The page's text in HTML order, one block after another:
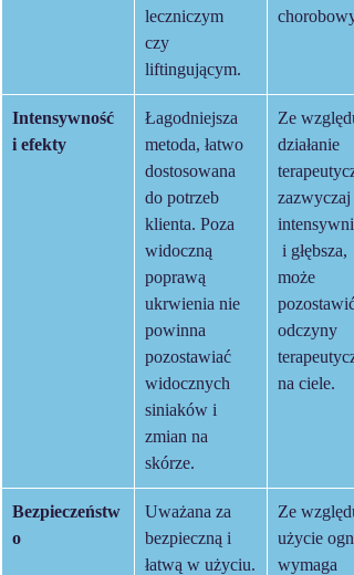
leczniczym
czy
liftingującym.
Intensywność
i efekty
Łagodniejsza
metoda, łatwo
dostosowana
do potrzeb
klienta. Poza
widoczną
poprawą
ukrwienia nie
powinna
pozostawiać
widocznych
siniaków i
zmian na
skórze.
Ze
działanie
zazwyczaj
i głębsza,
może
pozostawić
odczyny
na ciele.
Bezpieczeństw
o
Uważana za
bezpieczną i
łatwą w użyciu.
Ze
użycie
wymaga